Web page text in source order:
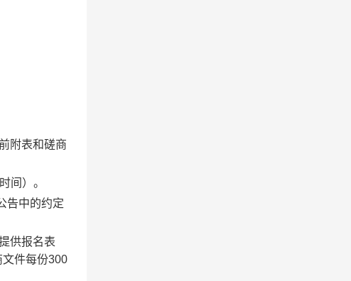
附表和磋商
间） 。
告中的约定
供报名表
文件每份300